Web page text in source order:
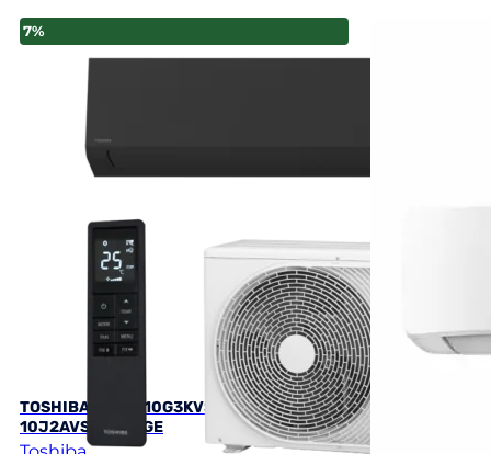
TOSHIBA RAS-B10G3KVSGB-E / RAS-
10J2AVSG-E EDGE
7%